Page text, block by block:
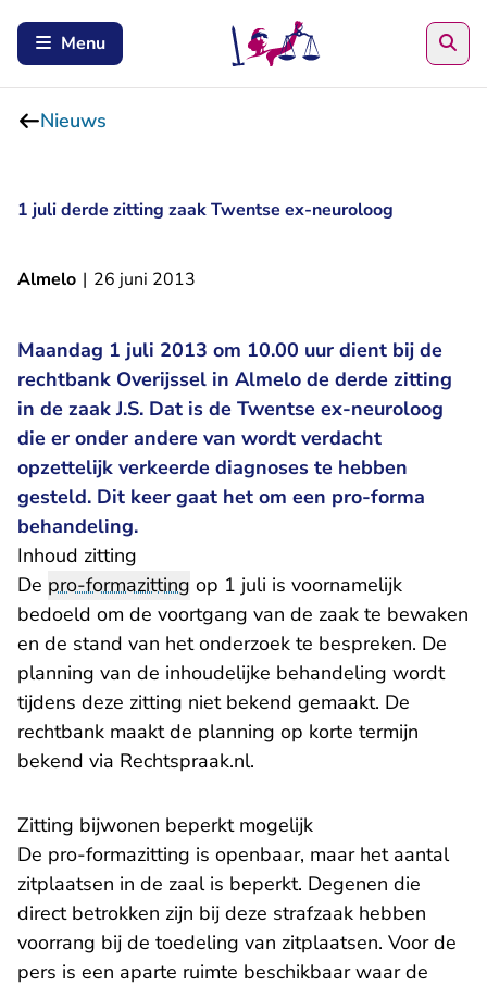
Menu
Nieuws
1 juli derde zitting zaak Twentse ex-neuroloog
Almelo | 26 juni 2013
Maandag 1 juli 2013 om 10.00 uur dient bij de
rechtbank Overijssel in Almelo de derde zitting
in de zaak J.S. Dat is de Twentse ex-neuroloog
die er onder andere van wordt verdacht
opzettelijk verkeerde diagnoses te hebben
gesteld. Dit keer gaat het om een pro-forma
behandeling.
Inhoud zitting
De pro-formazitting op 1 juli is voornamelijk
bedoeld om de voortgang van de zaak te bewaken
en de stand van het onderzoek te bespreken. De
planning van de inhoudelijke behandeling wordt
tijdens deze zitting niet bekend gemaakt. De
rechtbank maakt de planning op korte termijn
bekend via Rechtspraak.nl.
Zitting bijwonen beperkt mogelijk
De pro-formazitting is openbaar, maar het aantal
zitplaatsen in de zaal is beperkt. Degenen die
direct betrokken zijn bij deze strafzaak hebben
voorrang bij de toedeling van zitplaatsen. Voor de
pers is een aparte ruimte beschikbaar waar de